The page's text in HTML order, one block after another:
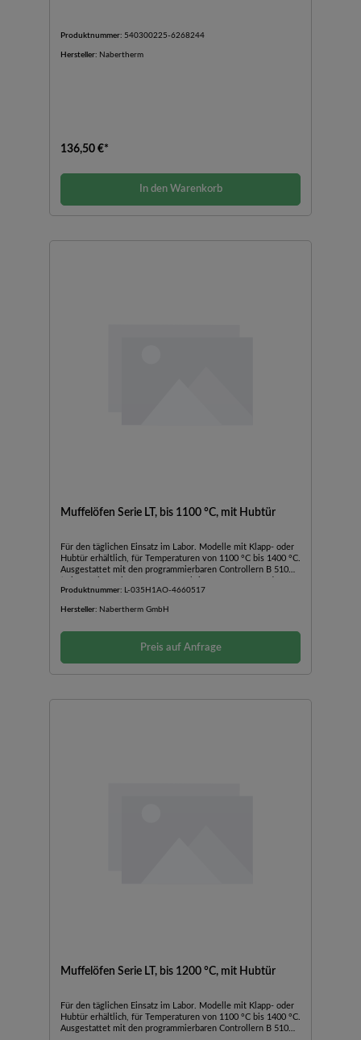
Produktnummer: 540300225-6268244
Hersteller: Nabertherm
136,50 €*
In den Warenkorb
Muffelöfen Serie LT, bis 1100 °C, mit Hubtür
Für den täglichen Einsatz im Labor. Modelle mit Klapp- oder
Hubtür erhältlich, für Temperaturen von 1100 °C bis 1400 °C.
Ausgestattet mit den programmierbaren Controllern B 510
550 (Mit Touchpanel, 10 Programme mit je 20 Segmenten), L
Gehäuse aus Edelstahl-Strukturblechen für niedrige
Zuluftöffnung in der TürAbluftöffnung in der
OfenrückwandGeräuscharmer Betrieb der Heizung mit
HalbleiterrelaisStandardanschluss 230 V 1/N/PE 50/60 Hz24
Produktnummer: L-035H1AO-4660517
Hersteller: Nabertherm GmbH
Preis auf Anfrage
Muffelöfen Serie LT, bis 1200 °C, mit Hubtür
Für den täglichen Einsatz im Labor. Modelle mit Klapp- oder
Hubtür erhältlich, für Temperaturen von 1100 °C bis 1400 °C.
Ausgestattet mit den programmierbaren Controllern B 510